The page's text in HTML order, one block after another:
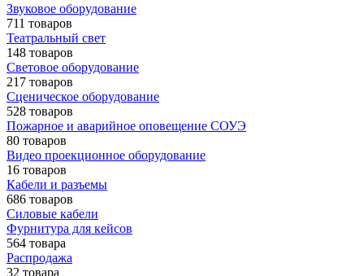
Звуковое оборудование
711 товаров
Театральный свет
148 товаров
Световое оборудование
217 товаров
Сценическое оборудование
528 товаров
Пожарное и аварийное оповещение СОУЭ
80 товаров
Видео проекционное оборудование
16 товаров
Кабели и разъемы
686 товаров
Силовые кабели
Фурнитура для кейсов
564 товара
Распродажа
32 товара